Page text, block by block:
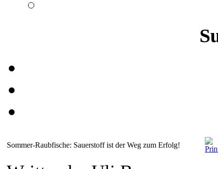
Sommer-Raubfische: Sauerstoff ist der Weg zum Erfolg!